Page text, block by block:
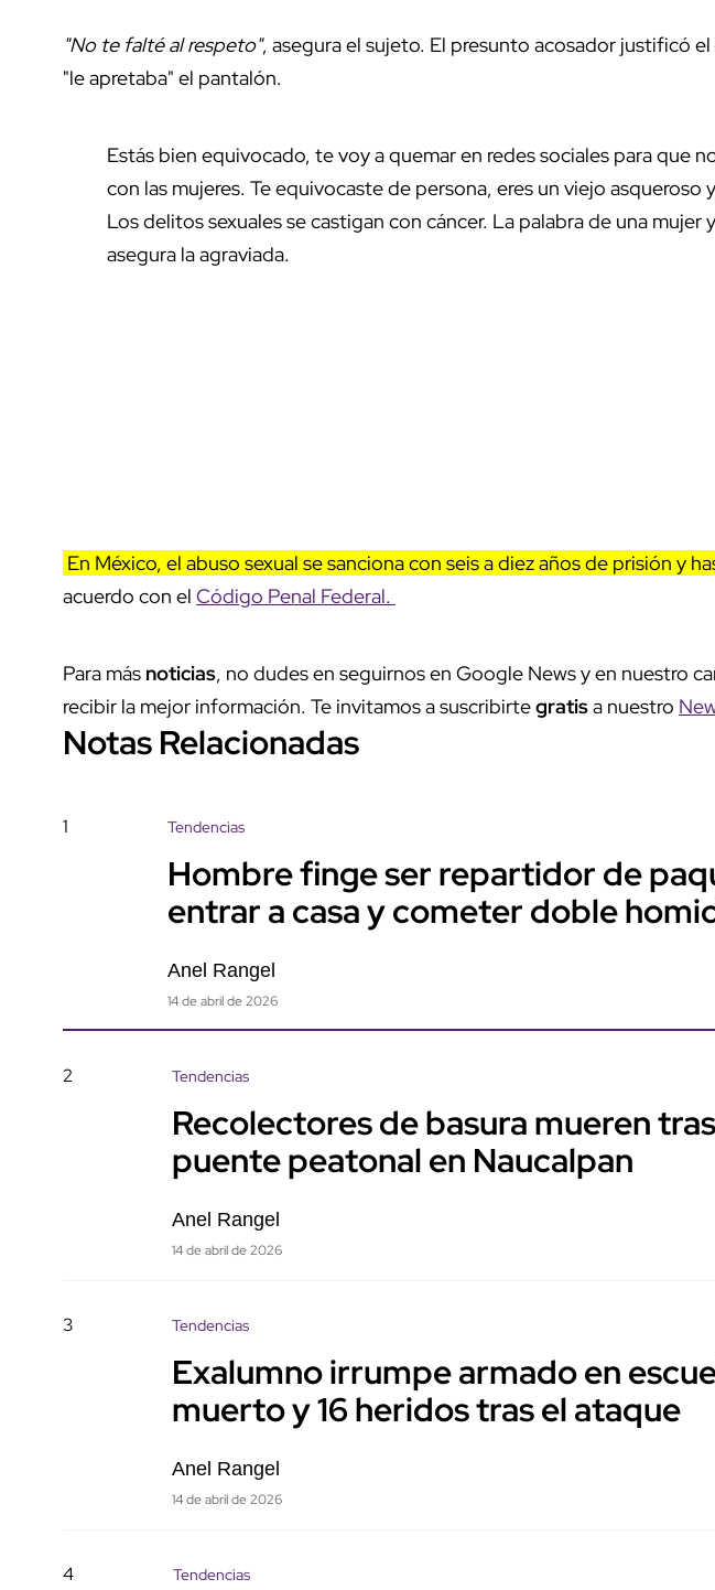
"No te falté al respeto", asegura el sujeto. El presunto acosador justificó
"le apretaba" el pantalón.
Estás bien equivocado, te voy a quemar en redes sociales para que
con las mujeres. Te equivocaste de persona, eres un viejo asqueroso
Los delitos sexuales se castigan con cáncer. La palabra de una mujer
asegura la agraviada.
En México, el abuso sexual se sanciona con seis a diez años de prisión y
acuerdo con el Código Penal Federal.
Para más noticias, no dudes en seguirnos en Google News y en nuestro
recibir la mejor información. Te invitamos a suscribirtegratisa nuestro
Notas Relacionadas
1 Tendencias
Hombre finge ser repartidor de
entrar a casa y cometer doble
Anel Rangel
14 de abril de 2026
2 Tendencias
Recolectores de basura mueren
puente peatonal en Naucalpan
Anel Rangel
14 de abril de 2026
3 Tendencias
Exalumno irrumpe armado en
muerto y 16 heridos tras el ataque
Anel Rangel
14 de abril de 2026
4 Tendencias